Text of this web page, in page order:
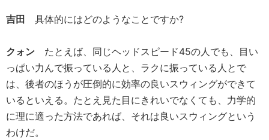
吉田 具体的にはどのようなことですか?
クォン たとえば、同じヘッドスピード45の人でも、目い
っぱい力んで振っている人と、ラクに振っている人とで
は、後者のほうが圧倒的に効率の良いスウィングができて
いるといえる。たとえ見た目にきれいでなくても、力学的
に理に適った方法であれば、それは良いスウィングという
わけだ。